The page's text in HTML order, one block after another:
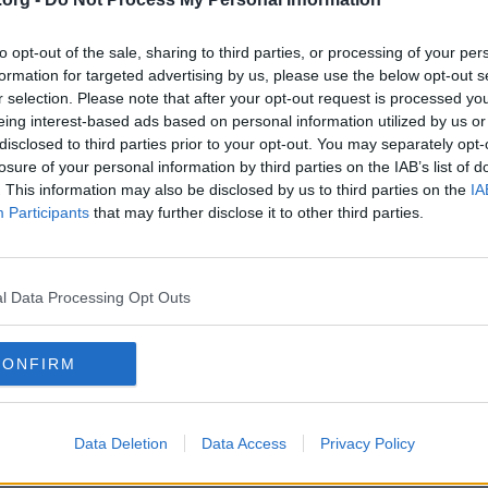
opt-out of the sale, sharing to third parties, or processing of your
for targeted advertising by us, please use the below opt-out
selection. Please note that after your opt-out request is processed
interest-based ads based on personal information utilized by us
to third parties prior to your opt-out. You may separately
of your personal information by third parties on the IAB’s list of
This information may also be disclosed by us to third parties on the
Participants that may further disclose it to other third parties.
Data Processing Opt Outs
Data Deletion Data Access Privacy Policy
är att arbetskraftens kvalifikationer inte matchar vad som
Man kan inte bara låtsas som att det är ofrånkommligt.
mig. Så är det för många.
meg ikke at det vanlige "skaff deg en jobb" er løsningen.
og sliter veldig hardt for ikke å være det.
er arbeidsledige.
innbiller meg ikke at det vanlige "skaff deg en jobb" er løsningen.
det, og sliter veldig hardt for ikke å være det.